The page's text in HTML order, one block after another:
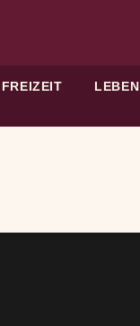
FREIZEIT LEBEN